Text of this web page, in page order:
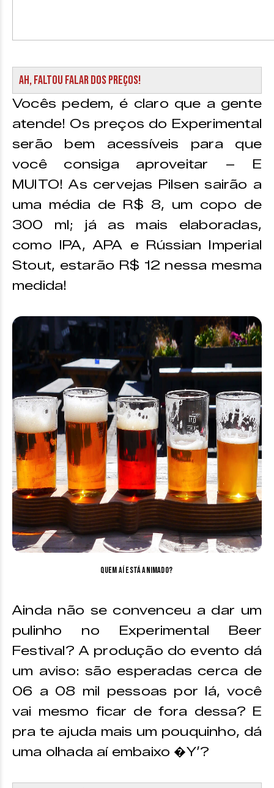
Ah, faltou falar dos preços!
Vocês pedem, é claro que a gente
atende! Os preços do Experimental
serão bem acessíveis para que
você consiga aproveitar – E
MUITO! As cervejas Pilsen sairão a
uma média de R$ 8, um copo de
300 ml; já as mais elaboradas,
como IPA, APA e Rússian Imperial
Stout, estarão R$ 12 nessa mesma
medida!
Quem aí está animado?
Ainda não se convenceu a dar um
pulinho no Experimental Beer
Festival? A produção do evento dá
um aviso: são esperadas cerca de
06 a 08 mil pessoas por lá, você
vai mesmo ficar de fora dessa? E
pra te ajuda mais um pouquinho, dá
uma olhada aí embaixo �Y’?